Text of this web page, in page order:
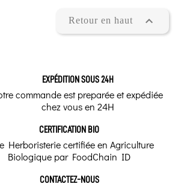
Retour en haut 
EXPÉDITION SOUS 24H
commande est preparée et expédiée
chez vous en 24H
CERTIFICATION BIO
Herboristerie certifiée en Agriculture
Biologique par FoodChain ID
CONTACTEZ-NOUS